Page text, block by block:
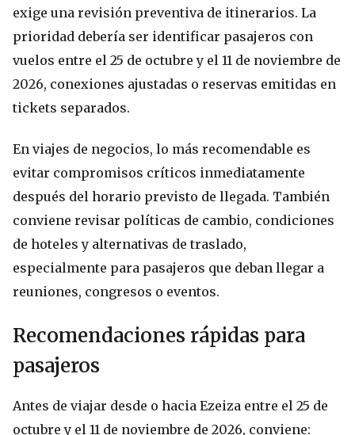
exige una revisión preventiva de itinerarios. La
prioridad debería ser identificar pasajeros con
vuelos entre el 25 de octubre y el 11 de noviembre de
2026, conexiones ajustadas o reservas emitidas en
tickets separados.
En viajes de negocios, lo más recomendable es
evitar compromisos críticos inmediatamente
después del horario previsto de llegada. También
conviene revisar políticas de cambio, condiciones
de hoteles y alternativas de traslado,
especialmente para pasajeros que deban llegar a
reuniones, congresos o eventos.
Recomendaciones rápidas para
pasajeros
Antes de viajar desde o hacia Ezeiza entre el 25 de
octubre y el 11 de noviembre de 2026, conviene: